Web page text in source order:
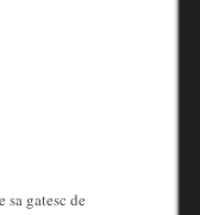
sa gatesc de